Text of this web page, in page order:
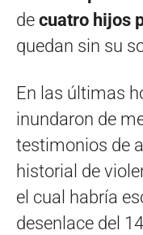
de cuatro hijos
quedan sin su
En las últimas
inundaron de
testimonios de
historial de
el cual habría
desenlace del